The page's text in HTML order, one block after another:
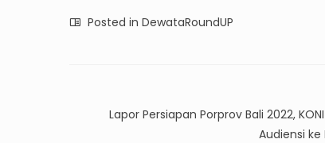
Posted in DewataRoundUP
Lapor Persiapan Porprov Bali 2022,
Audiensi ke